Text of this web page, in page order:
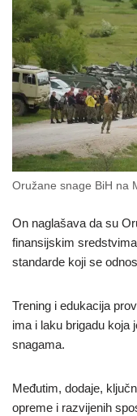
Oružane snage BiH na
On naglašava da su
finansijskim
standarde koji se
Trening i edukacija
ima i laku brigadu koja
snagama.
Međutim, dodaje,
opreme i razvijenih